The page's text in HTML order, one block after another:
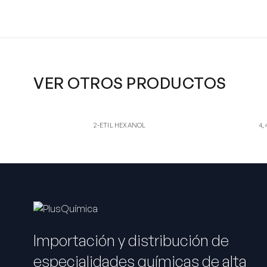
VER OTROS PRODUCTOS
2H2-ETIL HEXANOL
Importación y distribución de
especialidades químicas de alta